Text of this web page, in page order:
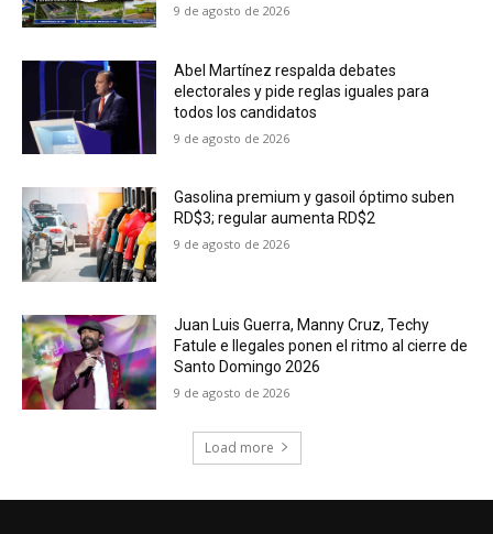
9 de agosto de 2026
Abel Martínez respalda debates
electorales y pide reglas iguales para
todos los candidatos
9 de agosto de 2026
Gasolina premium y gasoil óptimo suben
RD$3; regular aumenta RD$2
9 de agosto de 2026
Juan Luis Guerra, Manny Cruz, Techy
Fatule e Ilegales ponen el ritmo al cierre de
Santo Domingo 2026
9 de agosto de 2026
Load more